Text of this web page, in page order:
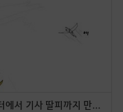
사냥터에서 기사 딸피까지 만들었는데 길드원이 와서 말버프 주다가 어그로 넘어가서 몬스토 피통이 초기화 된 만화